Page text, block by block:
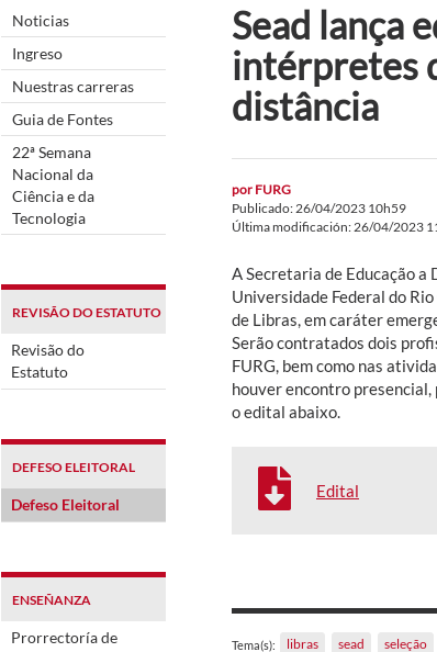
Noticias
Ingreso
Nuestras carreras
Guia de Fontes
22ª Semana
Nacional da
Ciência e da
Tecnologia
REVISÃO DO ESTATUTO
Revisão do
Estatuto
DEFESO ELEITORAL
Defeso Eleitoral
ENSEÑANZA
Prorrectoría de
Sead lança
intérpretes
distância
por FURG
Publicado: 26/04/2023 10h59
Última modificación: 26/04/2023
A Secretaria de Educação
Universidade Federal do
de Libras, em caráter
Serão contratados dois
FURG, bem como nas
houver encontro presencial,
o edital abaixo.
Edital
Tema(s): libras sead seleção